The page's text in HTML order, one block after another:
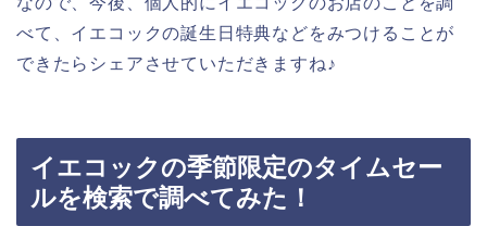
べて、イエコックの誕生日特典などをみつけることが
できたらシェアさせていただきますね♪
イエコックの季節限定のタイムセー
ルを検索で調べてみた！